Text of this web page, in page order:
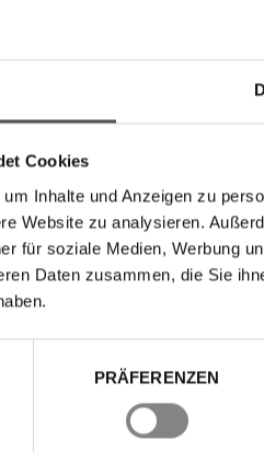
Cookies
Inhalte und Anzeigen zu
Website zu analysieren.
für soziale Medien, Werbung
Daten zusammen, die Sie
PRÄFERENZEN